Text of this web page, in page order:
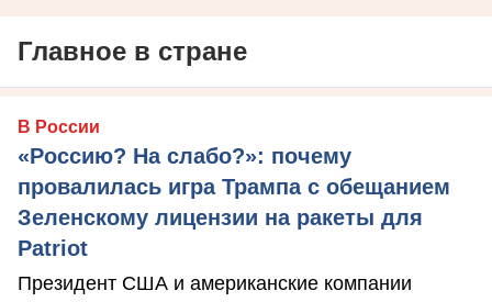
Главное в стране
В России
«Россию? На слабо?»: почему
провалилась игра Трампа с обещанием
Зеленскому лицензии на ракеты для
Patriot
Президент США и американские компании